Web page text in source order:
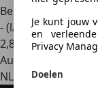
Je kunt jouw
en
Privacy
Doelen
Benzine
- (l/100 km)
2,8
Autobedrijf
NL 2952 BG